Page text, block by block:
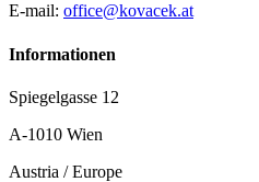
E-mail: office@kovacek.at
Informationen
Spiegelgasse 12
A-1010 Wien
Austria / Europe